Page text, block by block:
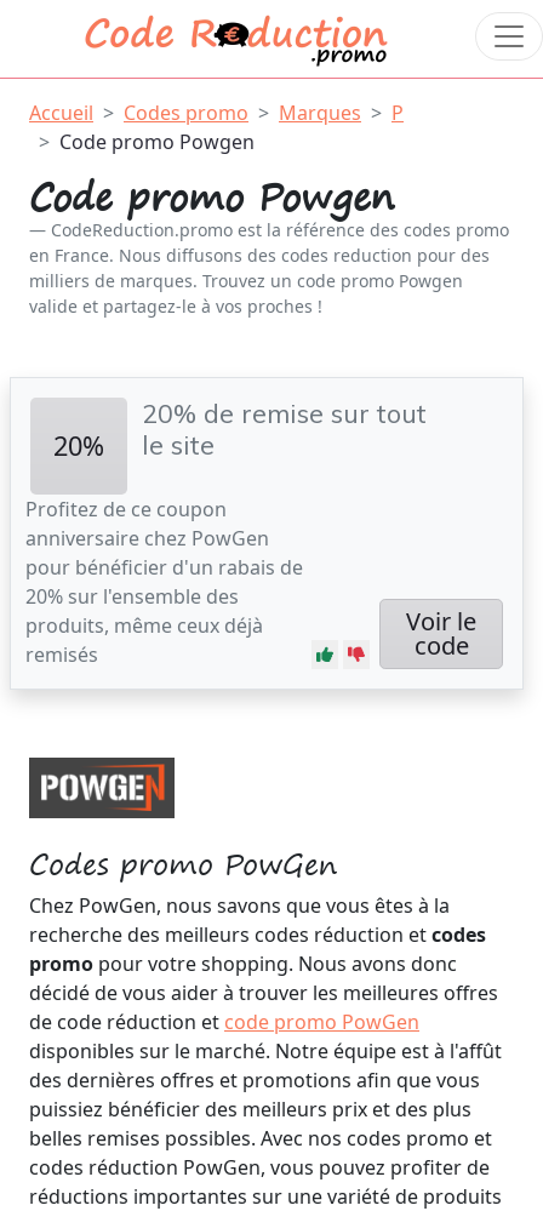
Accueil Codes promo Marques
P
Code promo Powgen
Code promo Powgen
CodeReduction.promo est la référence des codes promo
en France. Nous diffusons des codes reduction pour des
milliers de marques. Trouvez un code promo Powgen
valide et partagez-le à vos proches !
Codes promo PowGen
Chez PowGen, nous savons que vous êtes à la
recherche des meilleurs codes réduction etcodes
promo pour votre shopping. Nous avons donc
décidé de vous aider à trouver les meilleures offres
de code réduction et code promo PowGen
disponibles sur le marché. Notre équipe est à l'affût
des dernières offres et promotions afin que vous
puissiez bénéficier des meilleurs prix et des plus
belles remises possibles. Avec nos codes promo et
codes réduction PowGen, vous pouvez profiter de
réductions importantes sur une variété de produits
20%
20% de remise sur tout
le site
Profitez de ce coupon
anniversaire chez PowGen
pour bénéficier d'un rabais de
20% sur l'ensemble des
produits, même ceux déjà
remisés
Voir le
code